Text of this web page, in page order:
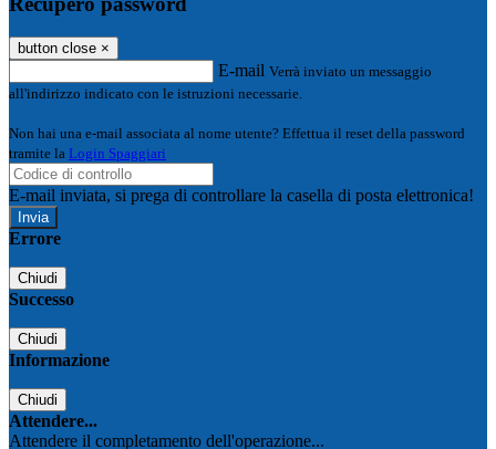
button close ×
E-mail Verrà inviato un messaggio
all'indirizzo indicato con le istruzioni necessarie.
Non hai una e-mail associata al nome utente? Effettua il reset della password
tramite la Login Spaggiari
E-mail inviata, si prega di controllare la casella di posta elettronica!
Errore
Chiudi
Successo
Chiudi
Informazione
Chiudi
Attendere...
Attendere il completamento dell'operazione...